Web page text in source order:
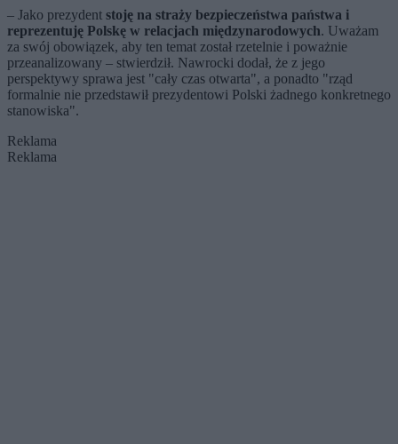
– Jako prezydent stoję na straży bezpieczeństwa państwa i
reprezentuję Polskę w relacjach międzynarodowych. Uważam
za swój obowiązek, aby ten temat został rzetelnie i poważnie
przeanalizowany – stwierdził. Nawrocki dodał, że z jego
perspektywy sprawa jest "cały czas otwarta", a ponadto "rząd
formalnie nie przedstawił prezydentowi Polski żadnego konkretnego
stanowiska".
Reklama
Reklama